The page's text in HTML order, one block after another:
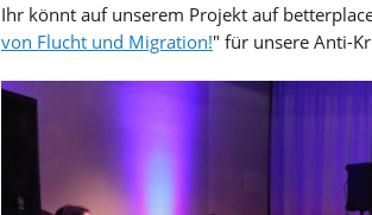
Ihr könnt auf unserem Projekt auf
von Flucht und Migration!" für unsere Anti-